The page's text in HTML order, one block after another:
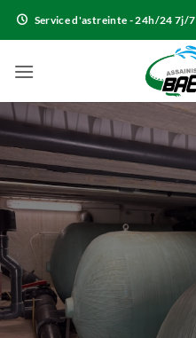
Passer
Service d'astreinte - 24h/24 7j/7